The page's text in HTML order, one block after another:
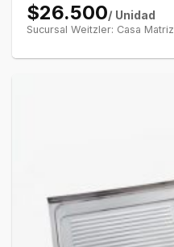
$26.500/ Unidad
Sucursal Weitzler: Casa Matriz